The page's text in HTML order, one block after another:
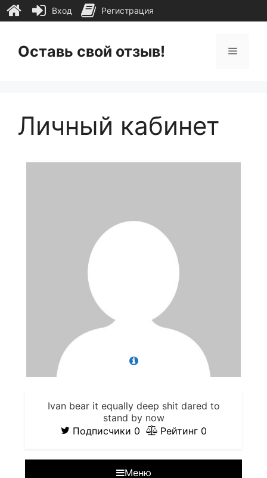
содержимому
Оставь свой отзыв! Меню
Личный кабинет
Ivan bear it equally deep shit dared to
stand by now
Подписчики 0 Рейтинг 0
Меню
Вход Регистрация